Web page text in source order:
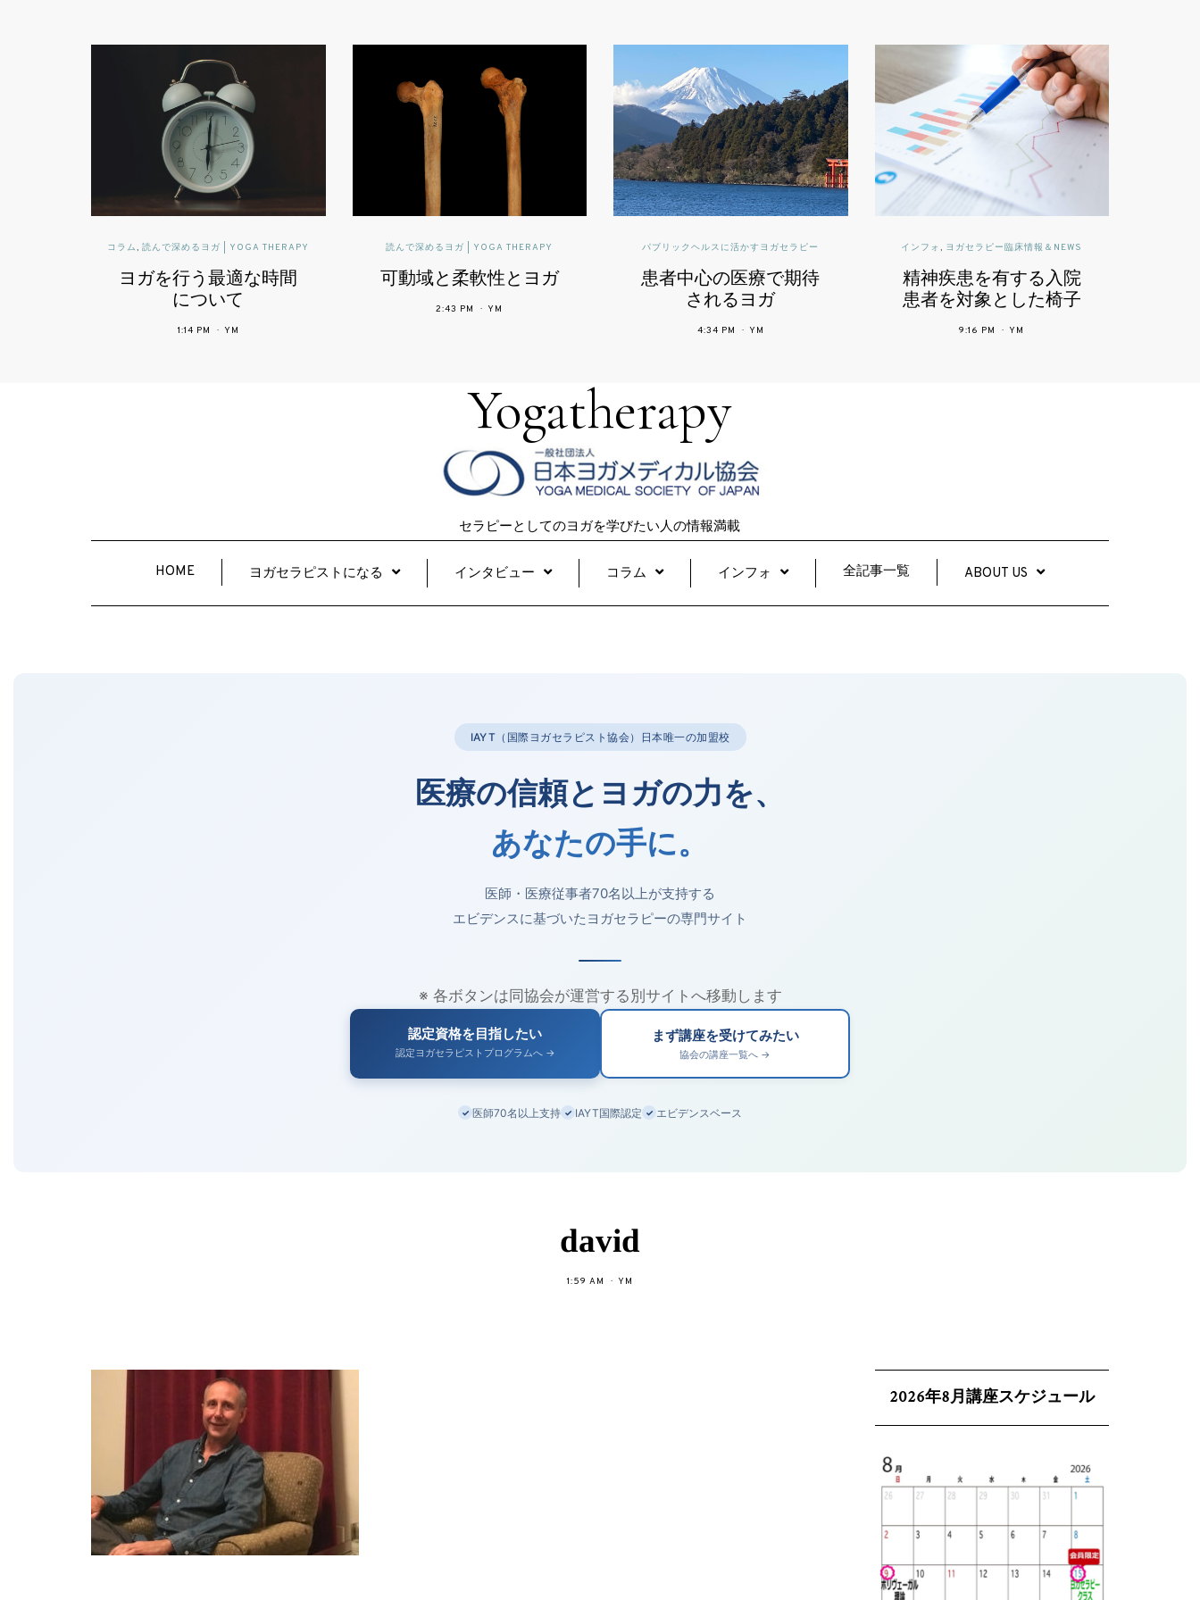
読んで深めるヨガ | YOGA THERAPY
可動域と柔軟性とヨガ
2:43 PM
パブリックヘルスに活かすヨガセラピー
患者中心の医療で期待
インフォ, ヨガセラピー臨床情報＆NEWS
精神疾患を有する入院
患者を対象とした椅子
9:16 PM
読んで深めるヨガ | YOGA THERAPY
ヨガで体を痛める原因
と痛めやすい場所とポ
12:03 PM
Yogatherapy
セラピーとしてのヨガを学びたい人の情報満載
HOME ヨガセラピストになる インタビュー コラム インフォ 全記事一覧 ABOUT US
IAYT（国際ヨガセラピスト協会）日本唯一の加盟校
医療の信頼とヨガの力を、
あなたの手に。
医師・医療従事者70名以上が支持する
エビデンスに基づいたヨガセラピーの専門サイト
※ 各ボタンは同協会が運営する別サイトへ移動します
認定資格を目指したい
認定ヨガセラピストプログラムへ →
まず講座を受けてみたい
協会の講座一覧へ →
✓ 医師70名以上支持 ✓ IAYT国際認定 ✓ エビデンスベース
david
1:59 AM YM
2026年8月講座スケジュール